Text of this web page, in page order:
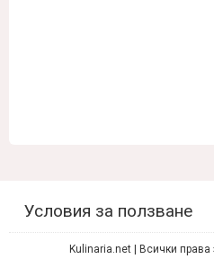
Условия за ползване
Kulinaria.net | Всички